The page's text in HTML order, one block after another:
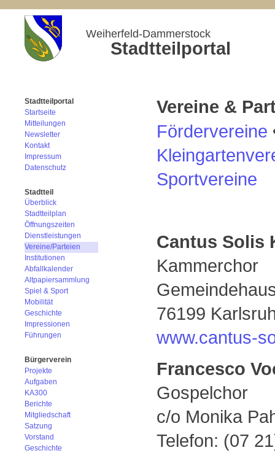
Weiherfeld-Dammerstock
Stadtteilportal
Stadtteilportal
Startseite
Mitteilungen
Newsletter
Kontakt
Impressum
Datenschutz
Stadtteil
Überblick
Stadtteilplan
Öffnungszeiten
Dienstleistungen
Vereine/Parteien
Institutionen
Abfallkalender
Altpapiersammlung
Spiel & Sport
Mobilität
Geschichte
Impressionen
Führungen
Bürgerverein
Projekte
Aufgaben
KA300
Berichte
Mitgliedschaft
Satzung
Vorstand
Geschichte
Vereine &
Fördervereine
Sportvereine
Cantus Solis
Kammerchor
76199
www.cantus-
Francesco
Gospelchor
c/o Monika
Telefon: (07